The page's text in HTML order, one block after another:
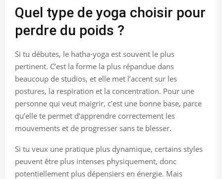
Quel type de yoga choisir pour
perdre du poids ?
Si tu débutes, le hatha-yoga est souvent le plus
pertinent. C’est la forme la plus répandue dans
beaucoup de studios, et elle met l’accent sur les
postures, la respiration et la concentration. Pour une
personne qui veut maigrir, c’est une bonne base, parce
qu’elle te permet d’apprendre correctement les
mouvements et de progresser sans te blesser.
Si tu veux une pratique plus dynamique, certains styles
peuvent être plus intenses physiquement, donc
potentiellement plus dépensiers en énergie. Mais